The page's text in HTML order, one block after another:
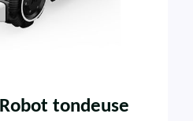
tondeuse